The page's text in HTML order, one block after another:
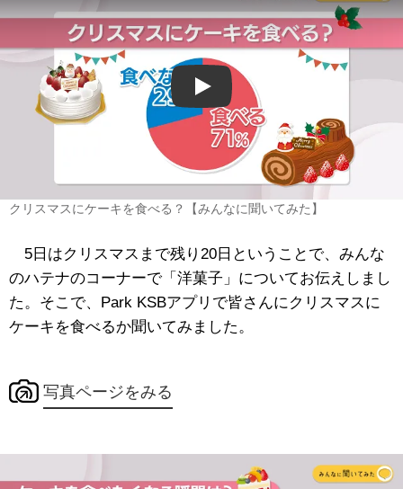
Play
クリスマスにケーキを食べる？【みんなに聞いてみた】
5日はクリスマスまで残り20日ということで、みんな
のハテナのコーナーで「洋菓子」についてお伝えしまし
た。そこで、Park KSBアプリで皆さんにクリスマスに
ケーキを食べるか聞いてみました。
写真ページをみる